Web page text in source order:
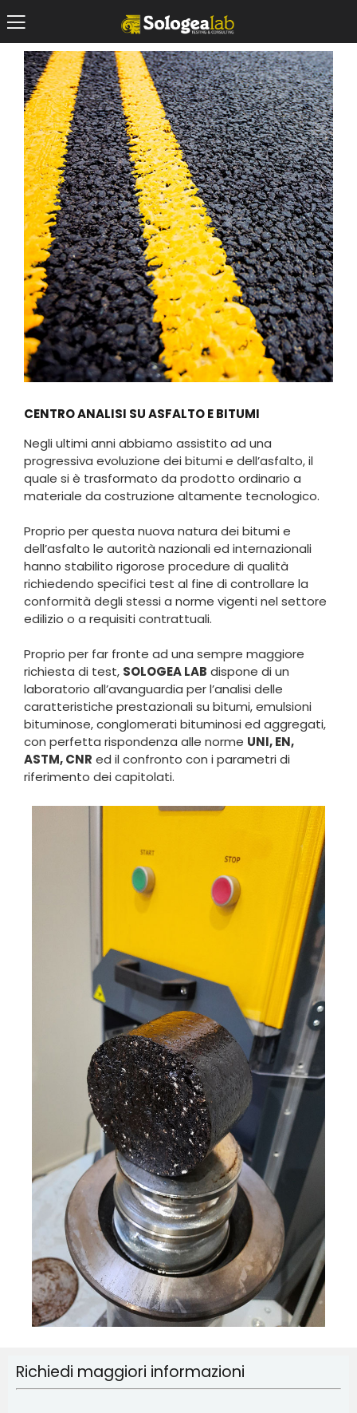
CENTRO ANALISI SUASFALTO E BITUMI
Negli ultimi anni abbiamo assistito ad una
progressiva evoluzione dei bitumi e dell’asfalto, il
quale si è trasformato da prodotto ordinario a
materiale da costruzione altamente tecnologico.
Proprio per questa nuova natura dei bitumi e
dell’asfalto le autorità nazionali ed internazionali
hanno stabilito rigorose procedure di qualità
richiedendo specifici test al fine di controllare la
conformità degli stessi a norme vigenti nel settore
edilizio o a requisiti contrattuali.
Proprio per far fronte ad una sempre maggiore
richiesta di test, SOLOGEA LAB dispone di un
laboratorio all’avanguardia per l’analisi delle
caratteristiche prestazionali su bitumi, emulsioni
bituminose, conglomerati bituminosi ed aggregati,
con perfetta rispondenza alle norme UNI, EN,
ASTM, CNR ed il confronto con i parametri di
riferimento dei capitolati.
Richiedi maggiori informazioni